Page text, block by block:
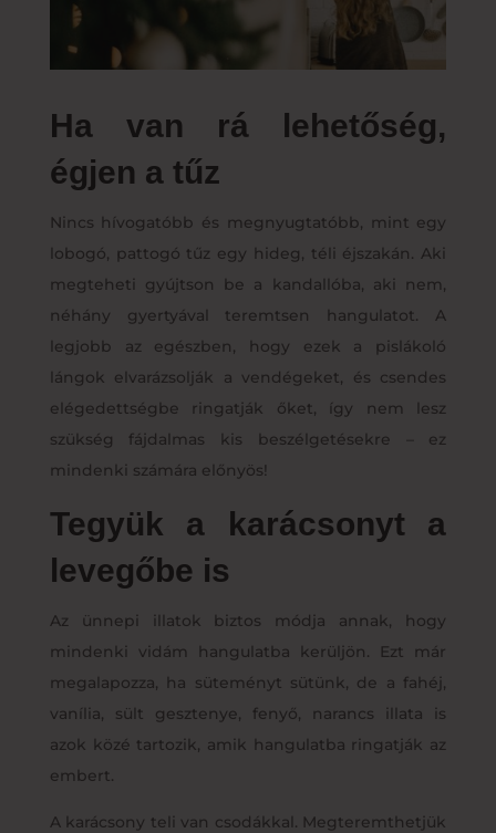
Ha van rá lehetőség,
égjen a tűz
Nincs hívogatóbb és megnyugtatóbb, mint egy
lobogó, pattogó tűz egy hideg, téli éjszakán. Aki
megteheti gyújtson be a kandallóba, aki nem,
néhány gyertyával teremtsen hangulatot. A
legjobb az egészben, hogy ezek a pislákoló
lángok elvarázsolják a vendégeket, és csendes
elégedettségbe ringatják őket, így nem lesz
szükség fájdalmas kis beszélgetésekre – ez
mindenki számára előnyös!
Tegyük a karácsonyt a
levegőbe is
Az ünnepi illatok biztos módja annak, hogy
mindenki vidám hangulatba kerüljön. Ezt már
megalapozza, ha süteményt sütünk, de a fahéj,
vanília, sült gesztenye, fenyő, narancs illata is
azok közé tartozik, amik hangulatba ringatják az
embert.
A karácsony teli van csodákkal. Megteremthetjük